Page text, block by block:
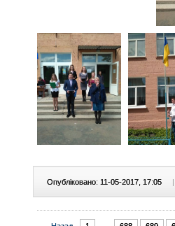
Опубліковано: 11-05-2017, 17:05 |